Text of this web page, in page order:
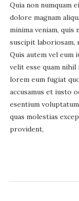
Quia non numquam
dolore magnam
minima veniam,
suscipit laboriosam,
Quis autem vel
velit esse quam nihil
lorem eum fugiat
accusamus et iusto
esentium
quas molestias
provident,